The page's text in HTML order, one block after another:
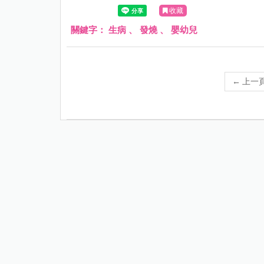
收藏
關鍵字： 生病 、 發燒、 嬰幼兒
← 上一